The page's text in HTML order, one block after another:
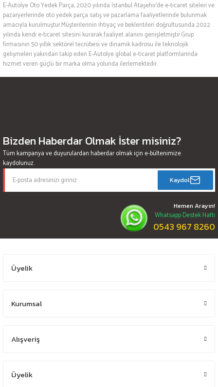
E-Autolye Oto Yedek Parça, 2020 yılında İstanbul Ataşehir’de e-ticaret siteleri ve
pazaryerlerinde oto yedek parça satış ve pazarlama faaliyetlerinde bulunmak
amacıyla kurulmuştur.Müşterilerinin ihtiyaç ve beklentileri doğrultusunda 2022
yılında kendi e-ticaret sitesini kurarak faaliyet alanını genişletmiştir.Grup
firmasının 50 yıllık sektörel tecrübesi ve dinamik kadrosu ile teknolojik
gelişmeleri yakından takip eden E-Autolye global e-ticaret platformlarında
hizmet veren güçlü bir marka olma yolunda ilerlemektedir.
Bizden Haberdar Olmak İster misiniz?
Tüm kampanya ve duyurulardan haberdar olmak için e-bültenimize
kaydolunuz.
Kaydol
Hemen Arayın!
Whatsapp Destek Hattı
0543 967 8260
Üyelik
Kurumsal
Alışveriş
Üyelik